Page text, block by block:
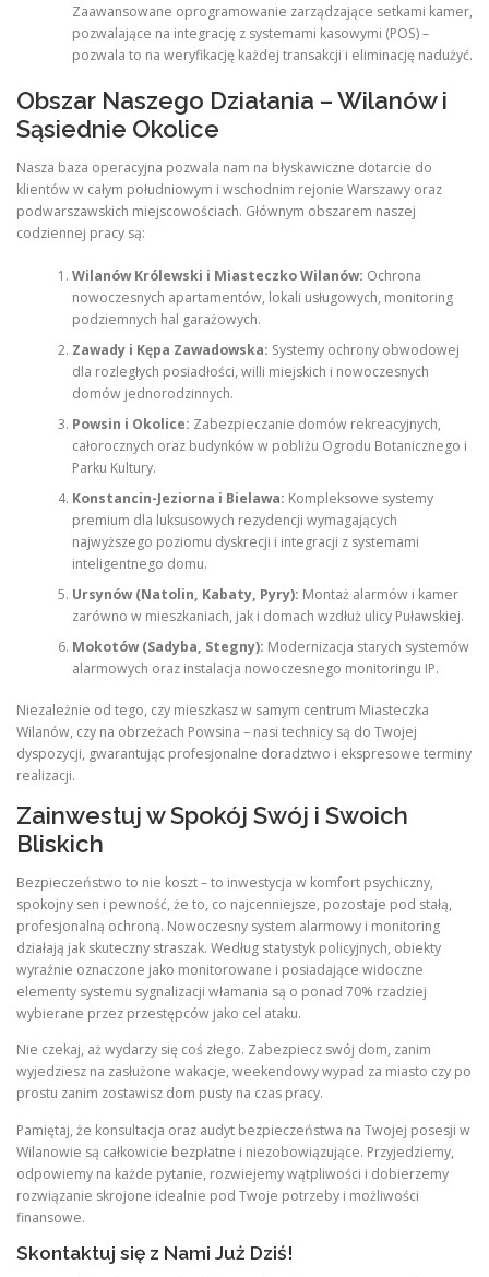
Zaawansowane oprogramowanie zarządzające setkami kamer,
pozwalające na integrację z systemami kasowymi (POS) –
pozwala to na weryfikację każdej transakcji i eliminację nadużyć.
Obszar Naszego Działania – Wilanów i
Sąsiednie Okolice
Nasza baza operacyjna pozwala nam na błyskawiczne dotarcie do
klientów w całym południowym i wschodnim rejonie Warszawy oraz
podwarszawskich miejscowościach. Głównym obszarem naszej
codziennej pracy są:
Wilanów Królewski i Miasteczko Wilanów: Ochrona
nowoczesnych apartamentów, lokali usługowych, monitoring
podziemnych hal garażowych.
Zawady i Kępa Zawadowska: Systemy ochrony obwodowej
dla rozległych posiadłości, willi miejskich i nowoczesnych
domów jednorodzinnych.
Powsin i Okolice: Zabezpieczanie domów rekreacyjnych,
całorocznych oraz budynków w pobliżu Ogrodu Botanicznego i
Parku Kultury.
Konstancin-Jeziorna i Bielawa: Kompleksowe systemy
premium dla luksusowych rezydencji wymagających
najwyższego poziomu dyskrecji i integracji z systemami
inteligentnego domu.
Ursynów (Natolin, Kabaty, Pyry): Montaż alarmów i kamer
zarówno w mieszkaniach, jak i domach wzdłuż ulicy Puławskiej.
Mokotów (Sadyba, Stegny): Modernizacja starych systemów
alarmowych oraz instalacja nowoczesnego monitoringu IP.
Niezależnie od tego, czy mieszkasz w samym centrum Miasteczka
Wilanów, czy na obrzeżach Powsina – nasi technicy są do Twojej
dyspozycji, gwarantując profesjonalne doradztwo i ekspresowe terminy
realizacji.
Zainwestuj w Spokój Swój i Swoich
Bliskich
Bezpieczeństwo to nie koszt – to inwestycja w komfort psychiczny,
spokojny sen i pewność, że to, co najcenniejsze, pozostaje pod stałą,
profesjonalną ochroną. Nowoczesny system alarmowy i monitoring
działają jak skuteczny straszak. Według statystyk policyjnych, obiekty
wyraźnie oznaczone jako monitorowane i posiadające widoczne
elementy systemu sygnalizacji włamania są o ponad 70% rzadziej
wybierane przez przestępców jako cel ataku.
Nie czekaj, aż wydarzy się coś złego. Zabezpiecz swój dom, zanim
wyjedziesz na zasłużone wakacje, weekendowy wypad za miasto czy po
prostu zanim zostawisz dom pusty na czas pracy.
Pamiętaj, że konsultacja oraz audyt bezpieczeństwa na Twojej posesji w
Wilanowie są całkowicie bezpłatne i niezobowiązujące. Przyjedziemy,
odpowiemy na każde pytanie, rozwiejemy wątpliwości i dobierzemy
rozwiązanie skrojone idealnie pod Twoje potrzeby i możliwości
finansowe.
Skontaktuj się z Nami Już Dziś!